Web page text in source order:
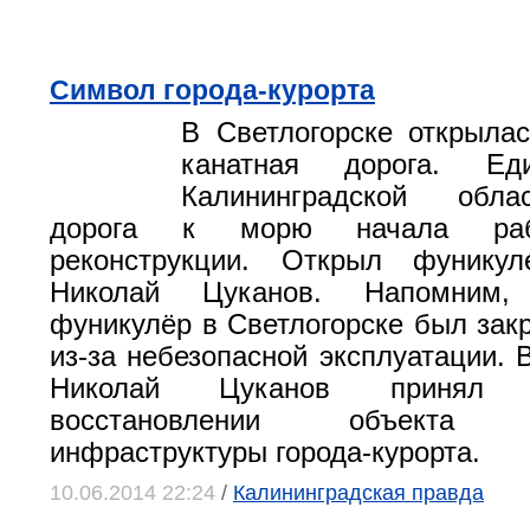
Символ города-курорта
В Светлогорске
канатная дорога.
Калининградской
дорога к морю начала
реконструкции. Открыл
Николай Цуканов.
фуникулёр в Светлогорске был
из-за небезопасной
Николай Цуканов
восстановлении объекта
инфраструктуры города-курорта.
10.06.2014 22:24 / Калининградская правда